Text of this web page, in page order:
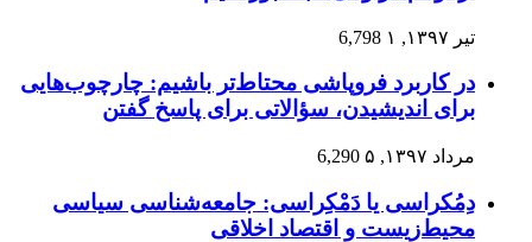
تیر ۱۳۹۷, ۱ 6,798
در کاربرد فروپاشی محتاط‌تر باشیم: چارچوب‌هایی
برای اندیشیدن، سؤالاتی برای پاسخ گفتن
مرداد ۱۳۹۷, ۵ 6,290
دِمُکراسی یا دَمْکِراسی: جامعه‌شناسی سیاسی
محیط‌زیست و اقتصاد اخلاقی